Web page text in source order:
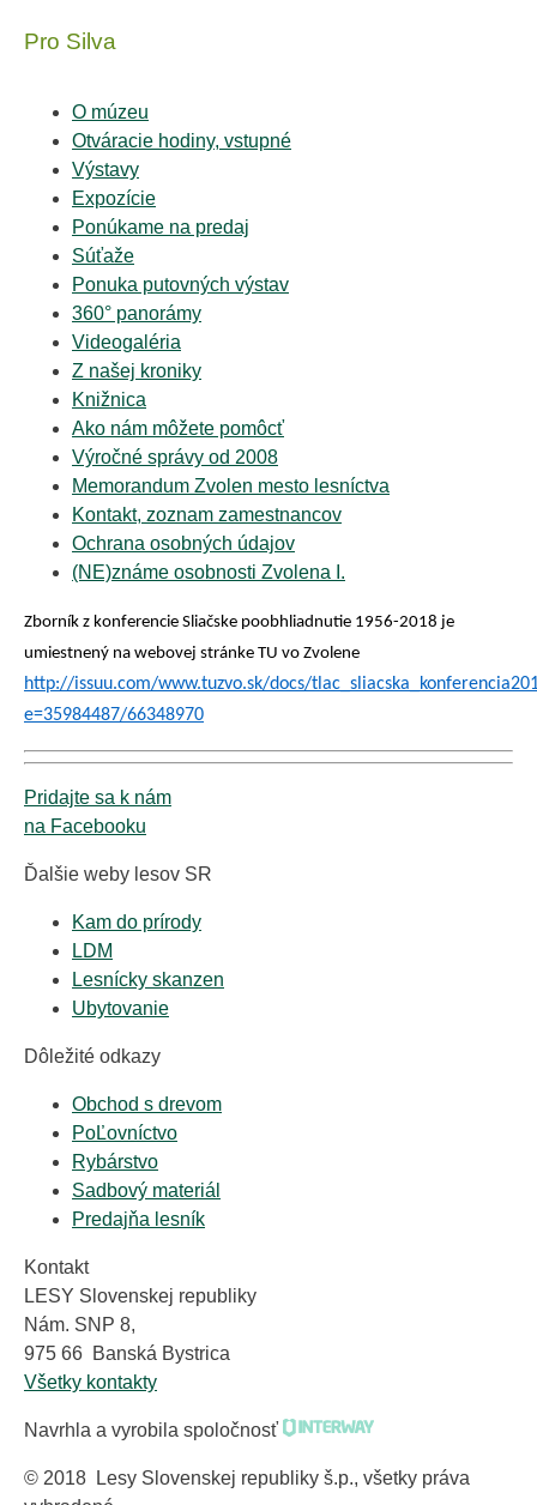
Pro Silva
O múzeu
Otváracie hodiny, vstupné
Výstavy
Expozície
Ponúkame na predaj
Súťaže
Ponuka putovných výstav
360° panorámy
Videogaléria
Z našej kroniky
Knižnica
Ako nám môžete pomôcť
Výročné správy od 2008
Memorandum Zvolen mesto lesníctva
Kontakt, zoznam zamestnancov
Ochrana osobných údajov
(NE)známe osobnosti Zvolena I.
Zborník z konferencie Sliačske poobhliadnutie 1956-2018 je
umiestnený na webovej stránke TU vo Zvolene
http://issuu.com/www.tuzvo.sk/docs/
e=35984487/66348970
Pridajte sa k nám
na Facebooku
Ďalšie weby lesov SR
Kam do prírody
LDM
Lesnícky skanzen
Ubytovanie
Dôležité odkazy
Obchod s drevom
PoĽovníctvo
Rybárstvo
Sadbový materiál
Predajňa lesník
Kontakt
LESY Slovenskej republiky
Nám. SNP 8,
975 66 Banská Bystrica
Všetky kontakty
Navrhla a vyrobila spoločnosť
© 2018 Lesy Slovenskej republiky š.p., všetky práva